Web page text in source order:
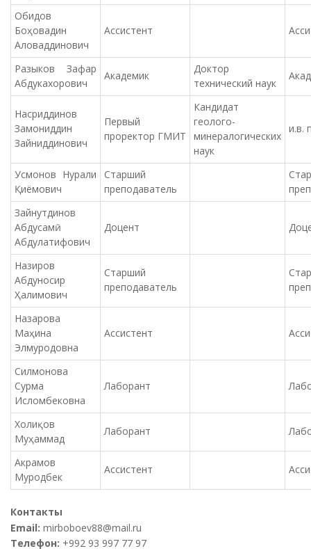
Обидов
Боҳовадин
Аловаддинович
Ассистент
Разыков Зафар
Абдукахорович
Академик
Доктор
технический наук
Насриддинов
Замониддин
Зайниддинович
Первый
проректор ГМИТ
Кандидат
геолого-
минералогических
наук
и.в.
Усмонов Нурали
Қиёмович
Старший
преподаватель
Зайнутдинов
Абдусамӣ
Абдулатифович
Доцент
Назиров
Абдуносир
Ҳалимович
Старший
преподаватель
Назарова
Маҳина
Элмуродовна
Ассистент
Силмонова
Сурма
Исломбековна
Лаборант
Холиқов
Муҳаммад
Лаборант
Акрамов
Муродбек
Ассистент
Контакты
Email: mirboboev88@mail.ru
Телефон: +992 93 997 77 97